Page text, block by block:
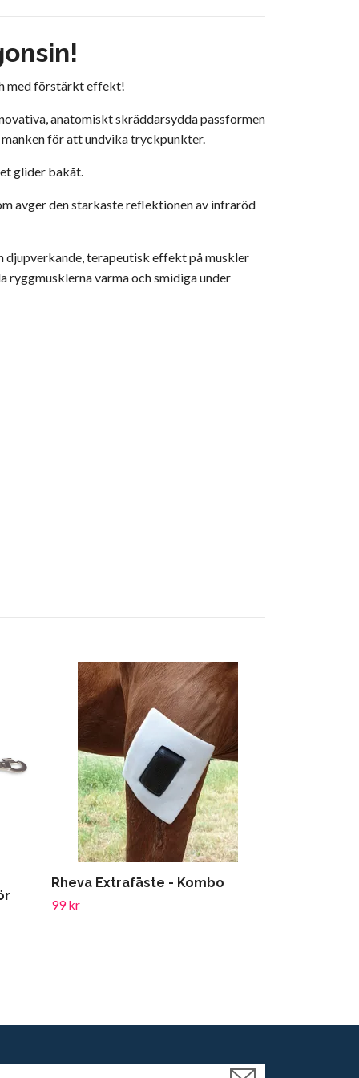
med förstärkt effekt!
anatomiskt skräddarsydda passformen
för att undvika tryckpunkter.
glider bakåt.
avger den starkaste reflektionen av infraröd
terapeutisk effekt på muskler
ryggmusklerna varma och smidiga under
Rheva Extrafäste - Kombo
99 kr